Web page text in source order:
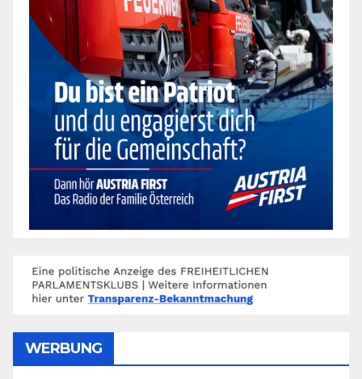
WERBUNG